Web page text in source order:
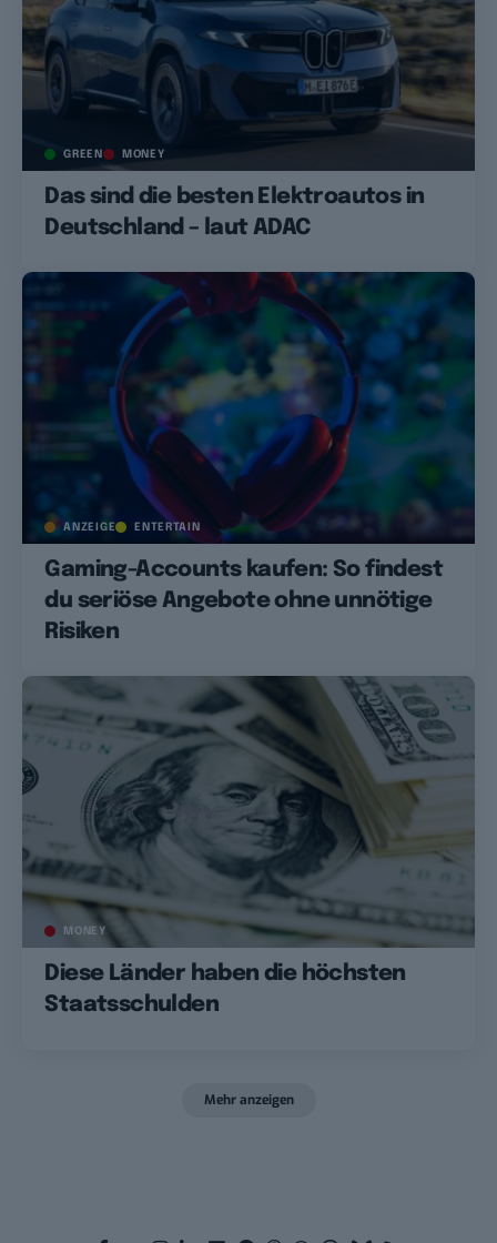
GREEN MONEY
Das sind die besten Elektroautos in
Deutschland – laut ADAC
ANZEIGE ENTERTAIN
Gaming-Accounts kaufen: So findest
du seriöse Angebote ohne unnötige
Risiken
MONEY
Diese Länder haben die höchsten
Staatsschulden
Mehr anzeigen